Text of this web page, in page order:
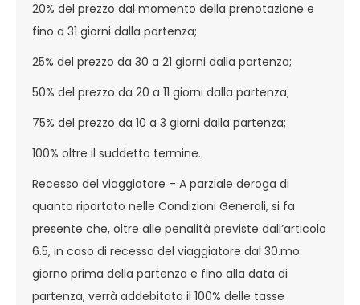
20% del prezzo dal momento della prenotazione e
fino a 31 giorni dalla partenza;
25% del prezzo da 30 a 21 giorni dalla partenza;
50% del prezzo da 20 a 11 giorni dalla partenza;
75% del prezzo da 10 a 3 giorni dalla partenza;
100% oltre il suddetto termine.
Recesso del viaggiatore – A parziale deroga di
quanto riportato nelle Condizioni Generali, si fa
presente che, oltre alle penalità previste dall’articolo
6.5, in caso di recesso del viaggiatore dal 30.mo
giorno prima della partenza e fino alla data di
partenza, verrà addebitato il 100% delle tasse